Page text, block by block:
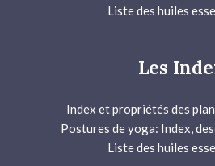
Liste des huiles
Les
Index et propriétés des
Postures de yoga: Index,
Liste des huiles